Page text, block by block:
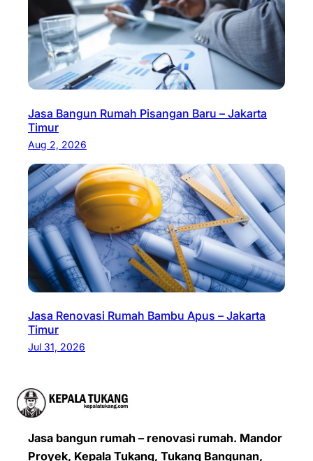
Jasa Bangun Rumah Pisangan Baru – Jakarta
Timur
Aug 2, 2026
Jasa Renovasi Rumah Bambu Apus – Jakarta
Timur
Jul 31, 2026
Jasa bangun rumah – renovasi rumah. Mandor
Proyek, Kepala Tukang, Tukang Bangunan,